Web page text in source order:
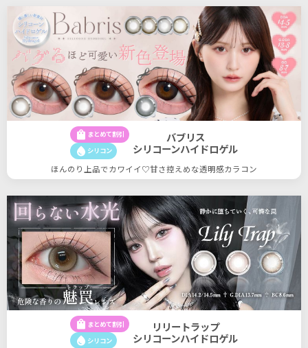
shopping_bag まとめて割引
water_drop シリコン
バブリス
シリコーンハイドロゲル
ほんのり上品でカワイイ♡甘さ控えめな透明感カラコン
shopping_bag まとめて割引
water_drop シリコン
リリートラップ
シリコーンハイドロゲル